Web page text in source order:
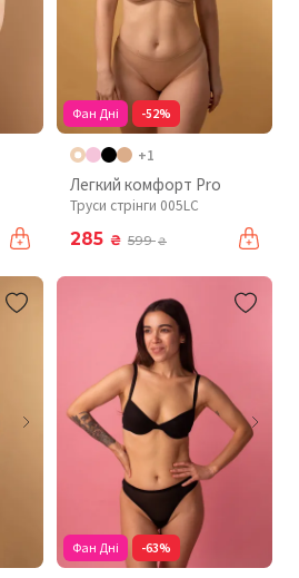
Фан Дні -52%
+1
Легкий комфорт Pro
Труси стрінги 005LC
285 ₴ 599₴
Фан Дні -63%